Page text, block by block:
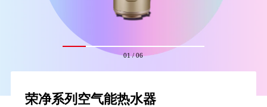
01/06
荣净系列空气能热水器